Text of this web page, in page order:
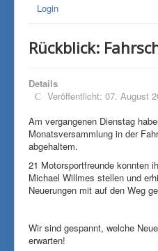
Login
Rückblick:
Details
Veröffentlicht: 07. August
Am vergangenen Dienstag
Monatsversammlung in der
abgehaltem.
21 Motorsportfreunde konnten
Michael Willmes stellen und
Neuerungen mit auf den Weg
Wir sind gespannt, welche
erwarten!